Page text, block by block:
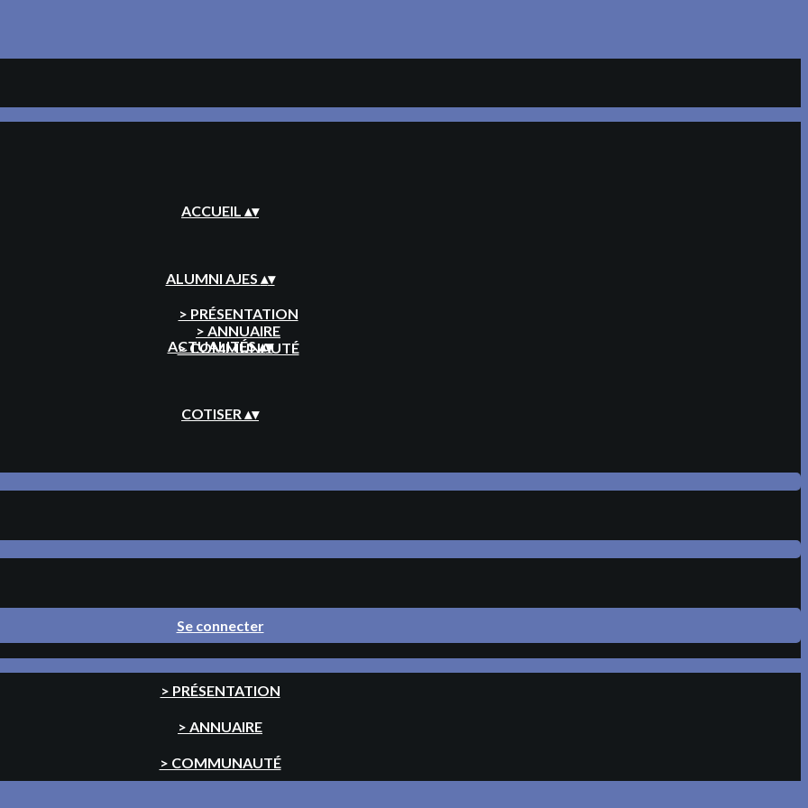
ACCUEIL ▴▾
ALUMNI AJES ▴▾
> PRÉSENTATION
> ANNUAIRE
> COMMUNAUTÉ
ACTUALITÉS▴▾
COTISER▴▾
Se connecter
> PRÉSENTATION
> ANNUAIRE
> COMMUNAUTÉ